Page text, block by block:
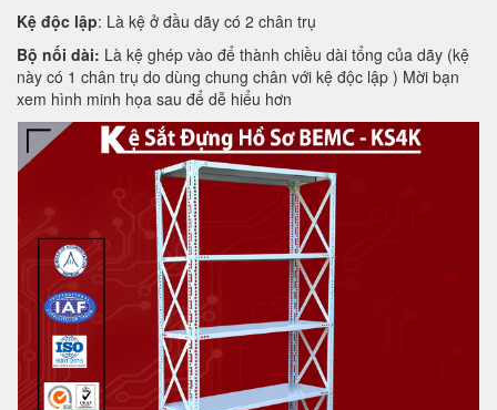
Kệ độc lập: Là kệ ở đầu dãy có 2 chân trụ
Bộ nối dài: Là kệ ghép vào để thành chiều dài tổng của dãy (kệ
này có 1 chân trụ do dùng chung chân với kệ độc lập ) Mời bạn
xem hình minh họa sau để dễ hiểu hơn